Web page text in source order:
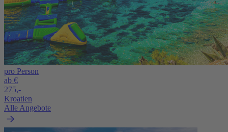
pro Person
ab €
275,-
Kroatien
Alle Angebote